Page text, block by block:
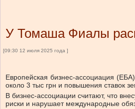
У Томаша Фиалы
[09:30 12 июля 2025 года ]
Европейская бизнес-ассоциация
около 3 тыс грн и повышения ставок
В бизнес-ассоциации считают, что
риски и нарушает международные